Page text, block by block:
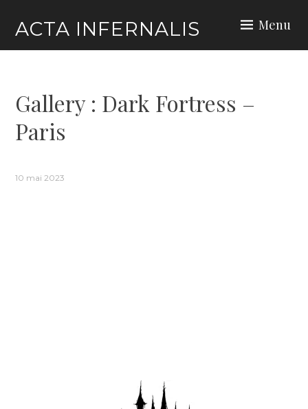
content
ACTA INFERNALIS Menu
Gallery : Dark Fortress –
Paris
10 mai 2023